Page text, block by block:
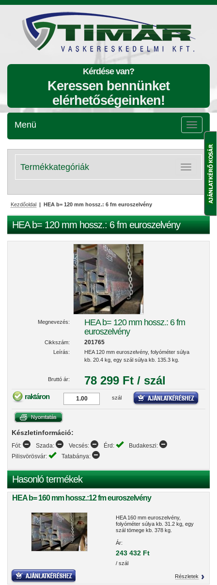
Kérdése van?
Keressen bennünket
elérhetőségeinken!
Menü
Menü
Kategóriák
lenyitása
Termékkategóriák
Kezdőoldal | HEA b= 120 mm hossz.: 6 fm euroszelvény
HEA b= 120 mm hossz.: 6 fm euroszelvény
Megnevezés:
HEA b= 120 mm hossz.: 6 fm
euroszelvény
Cikkszám: 201765
Leírás:
HEA 120 mm euroszelvény, folyóméter súlya
kb. 20.4 kg, egy szál súlya kb. 135.3 kg.
Bruttó ár: 78 299 Ft / szál
raktáron szál
Készletinformáció:
Fót: Szada: Vecsés: Érd:
Budakeszi:
Pilisvörösvár:
Tatabánya:
Hasonló termékek
HEA b= 160 mm hossz.:12 fm euroszelvény
HEA 160 mm euroszelvény,
folyóméter súlya kb. 31.2 kg, egy
szál tömege kb. 378 kg.
Ár:
243 432 Ft
/ szál
Részletek